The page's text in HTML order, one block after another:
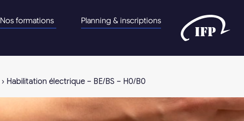
Nos formations Planning & inscriptions
› Habilitation électrique – BE/BS – H0/B0